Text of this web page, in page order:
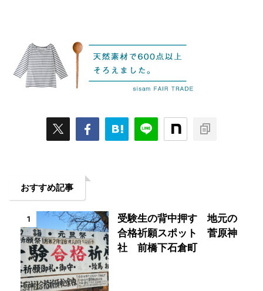
おすすめ記事
1
受験生の背中押す 地元の
合格祈願スポット 菅原神
社 前橋下石倉町